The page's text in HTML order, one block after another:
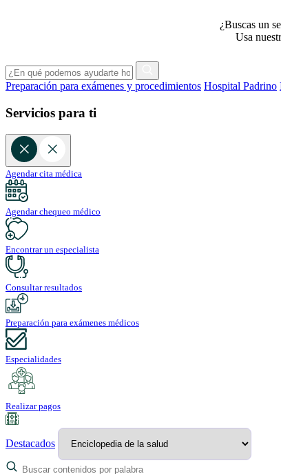
¿Buscas un
Usa
Preparación para exámenes y procedimientos Hospital Padrino
Servicios para ti
Agendar cita médica
Agendar chequeo médico
Encontrar un especialista
Consultar resultados
Preparación para exámenes médicos
Especialidades
Realizar pagos
Destacados